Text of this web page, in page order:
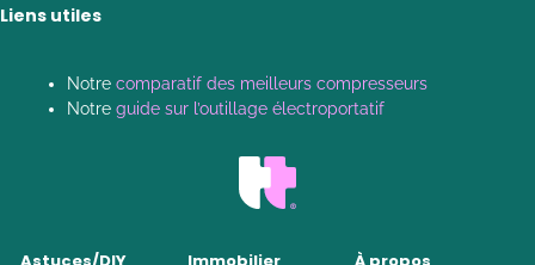
Liens utiles
Notre comparatif des meilleurs compresseurs
Notre guide sur l’outillage électroportatif